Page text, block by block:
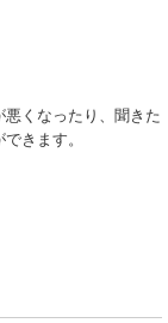
くなったり、聞きた
きます。